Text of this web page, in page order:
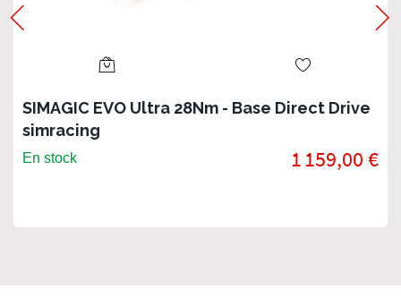
SIMAGIC EVO Ultra 28Nm - Base Direct Drive
simracing
En stock 1 159,00 €